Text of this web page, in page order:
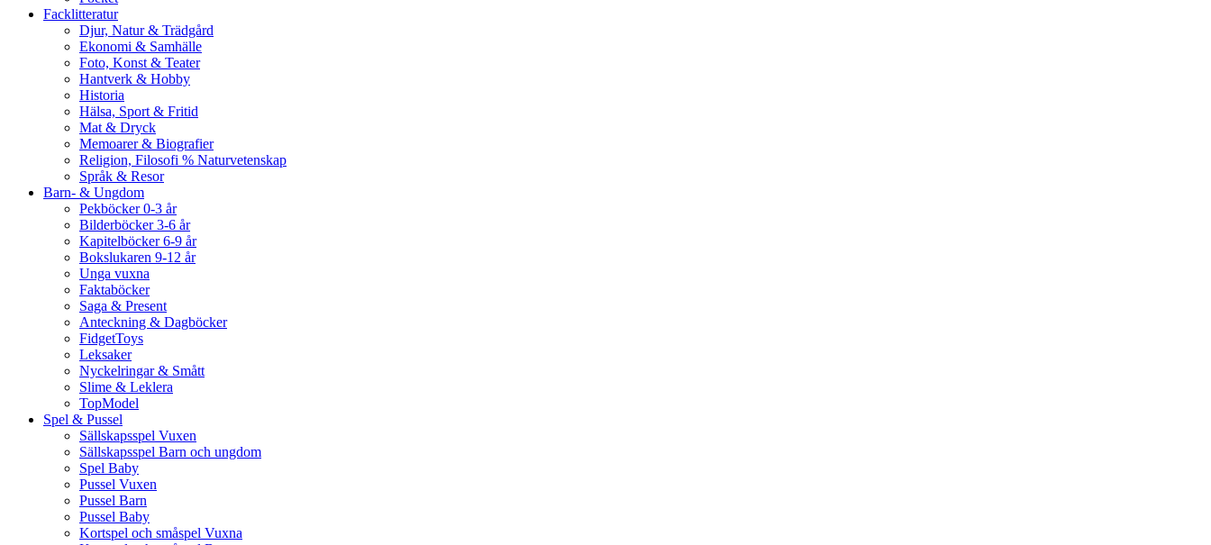
Facklitteratur
Djur, Natur & Trädgård
Ekonomi & Samhälle
Foto, Konst & Teater
Hantverk & Hobby
Historia
Hälsa, Sport & Fritid
Mat & Dryck
Memoarer & Biografier
Religion, Filosofi % Naturvetenskap
Språk & Resor
Barn- & Ungdom
Pekböcker 0-3 år
Bilderböcker 3-6 år
Kapitelböcker 6-9 år
Bokslukaren 9-12 år
Unga vuxna
Faktaböcker
Saga & Present
Anteckning & Dagböcker
FidgetToys
Leksaker
Nyckelringar & Smått
Slime & Leklera
TopModel
Spel & Pussel
Sällskapsspel Vuxen
Sällskapsspel Barn och ungdom
Spel Baby
Pussel Vuxen
Pussel Barn
Pussel Baby
Kortspel och småspel Vuxna